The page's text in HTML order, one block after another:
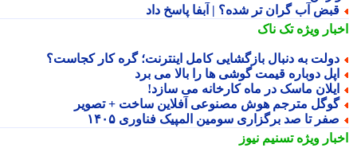
آب گران تر شده؟ | آبفا پاسخ داد
ویژهتک ناک
به دنبال بازگشایی کامل اینترنت؛ گره کار کجاست؟
دوباره قیمت گوشی ها را بالا می برد
ماسک در ماه کارخانه می سازد!
مترجم هوش مصنوعی آفلاین ساخت + تصویر
تا صد برگزاری سومین المپیک فناوری ۱۴۰۵
ویژهتسنیم نیوز